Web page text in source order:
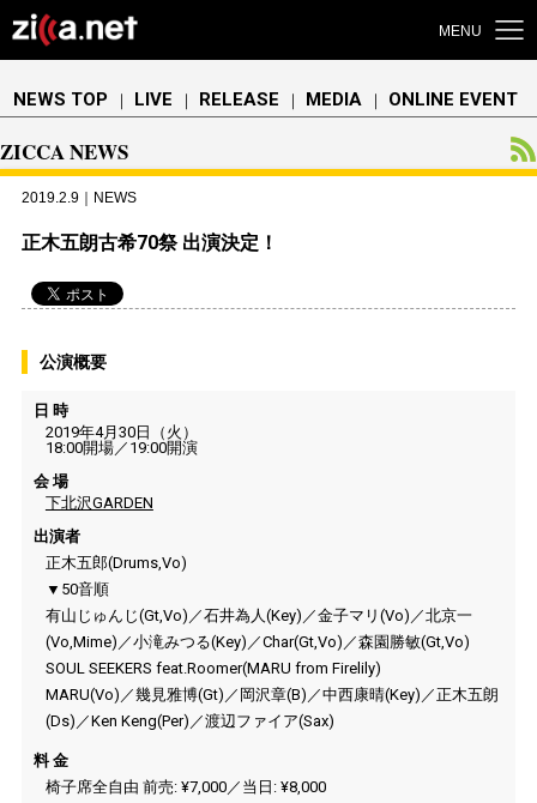
MENU
NEWS TOP ｜ LIVE ｜ RELEASE ｜ MEDIA ｜ ONLINE EVENT
ZICCA NEWS
2019.2.9｜NEWS
正木五朗古希70祭 出演決定！
公演概要
日 時
2019年4月30日（火）
18:00開場／19:00開演
会 場
下北沢GARDEN
出演者
正木五郎(Drums,Vo)
▼50音順
有山じゅんじ(Gt,Vo)／石井為人(Key)／金子マリ(Vo)／北京一
(Vo,Mime)／小滝みつる(Key)／Char(Gt,Vo)／森園勝敏(Gt,Vo)
SOUL SEEKERS feat.Roomer(MARU from Firelily)
MARU(Vo)／幾見雅博(Gt)／岡沢章(B)／中西康晴(Key)／正木五朗
(Ds)／Ken Keng(Per)／渡辺ファイア(Sax)
料 金
椅子席全自由 前売: ¥7,000／当日: ¥8,000